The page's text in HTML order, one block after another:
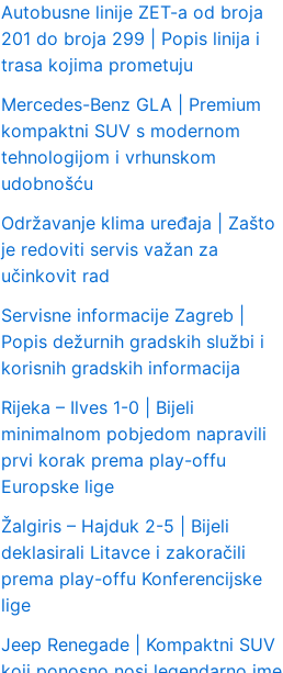
Autobusne linije ZET-a od broja
201 do broja 299 | Popis linija i
trasa kojima prometuju
Mercedes-Benz GLA | Premium
kompaktni SUV s modernom
tehnologijom i vrhunskom
udobnošću
Održavanje klima uređaja | Zašto
je redoviti servis važan za
učinkovit rad
Servisne informacije Zagreb |
Popis dežurnih gradskih službi i
korisnih gradskih informacija
Rijeka – Ilves 1-0 | Bijeli
minimalnom pobjedom napravili
prvi korak prema play-offu
Europske lige
Žalgiris – Hajduk 2-5 | Bijeli
deklasirali Litavce i zakoračili
prema play-offu Konferencijske
lige
Jeep Renegade | Kompaktni SUV